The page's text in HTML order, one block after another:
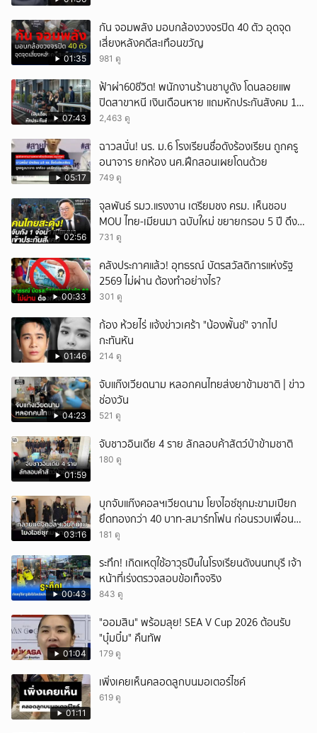
01:35
กัน จอมพลัง มอบกล้องวงจรปิด 40 ตัว อุดจุด
เสี่ยงหลังคดีสะเทือนขวัญ
981 ดู
07:43
ฟ้าผ่า60ชีวิต! พนักงานร้านชาบูดัง โดนลอยแพ
ปิดสาขาหนี เงินเดือนหาย แถมหักประกันสังคม 11
เดือนแต่ไม่ส่ง?
2,463 ดู
05:17
ฉาวสนั่น! นร. ม.6 โรงเรียนชื่อดังร้องเรียน ถูกครู
อนาจาร ยกห้อง นศ.ฝึกสอนเผยโดนด้วย
749 ดู
02:56
จุลพันธ์ รมว.แรงงาน เตรียมชง ครม. เห็นชอบ
MOU ไทย-เมียนมา ฉบับใหม่ ขยายกรอบ 5 ปี ดึง
แรงงานเข้าระบบ
731 ดู
00:33
คลังประกาศแล้ว! อุทธรณ์ บัตรสวัสดิการแห่งรัฐ
2569 ไม่ผ่าน ต้องทำอย่างไร?
301 ดู
01:46
ก้อง ห้วยไร่ แจ้งข่าวเศร้า "น้องพั้นช์" จากไป
กะทันหัน
214 ดู
04:23
จับแก๊งเวียดนาม หลอกคนไทยส่งยาข้ามชาติ | ข่าว
ช่องวัน
521 ดู
01:59
จับชาวอินเดีย 4 ราย ลักลอบค้าสัตว์ป่าข้ามชาติ
180 ดู
03:16
บุกจับแก๊งคอลฯเวียดนาม โยงไอซ์ซุกมะขามเปียก
ยึดทองกว่า 40 บาท-สมาร์ทโฟน ก่อนรวบเพื่อน
ร่วมทีมหอบเงิน 1.5 แสนติดสินบนคาโรงพัก
181 ดู
00:43
ระทึก! เกิดเหตุใช้อาวุธปืuในโรงเรียนดังนนทบุรี เจ้า
หน้าที่เร่งตรวจสอบข้อเท็จจริง
843 ดู
01:04
"ออมสิน" พร้อมลุย! SEA V Cup 2026 ต้อนรับ
"บุ๋มบิ๋ม" คืนทัพ
179 ดู
01:11
เพิ่งเคยเห็นคลอดลูกบนมอเตอร์ไซค์
619 ดู
ยกเลิก